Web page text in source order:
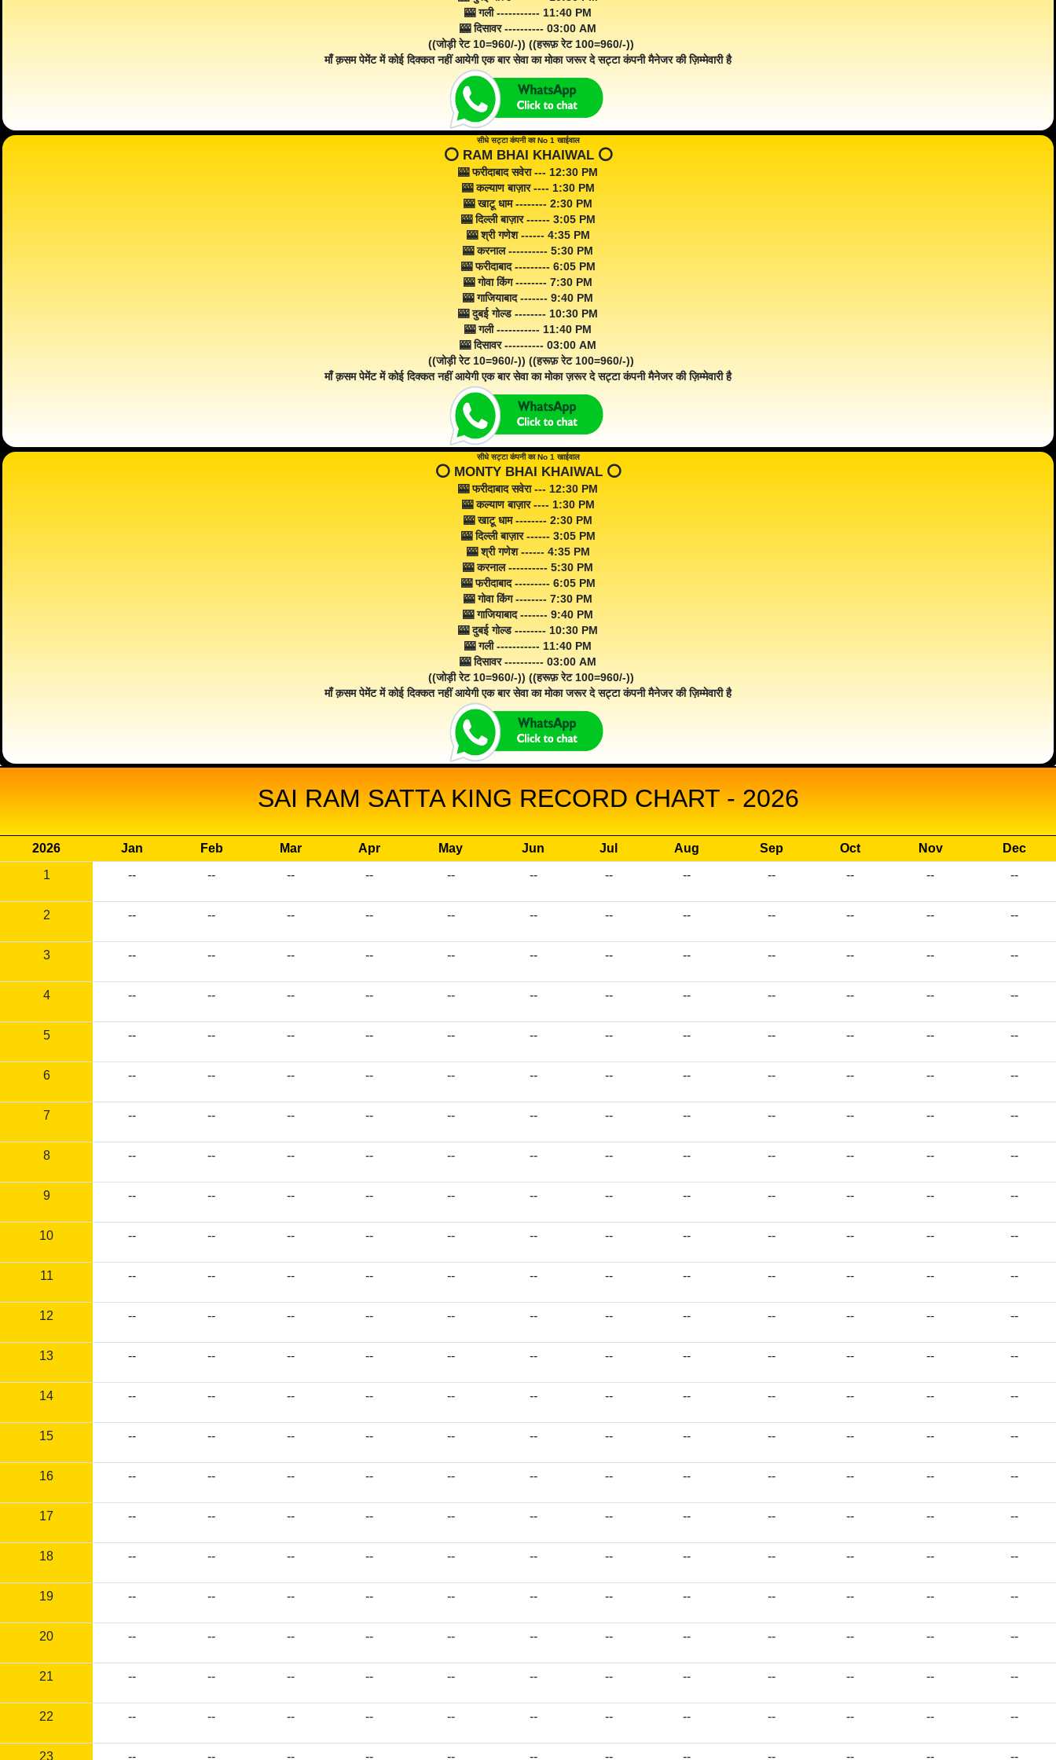
🎰 गली ----------- 11:40 PM
🎰 दिसावर ---------- 03:00 AM
((जोड़ी रेट 10=960/-)) ((हरूफ़ रेट 100=960/-))
माँ क़सम पेमेंट में कोई दिक्कत नहीं आयेगी एक बार सेवा का मोका जरूर दे सट्टा कंपनी मैनेजर की ज़िम्मेवारी है
सीधे सट्टा कंपनी का No 1 खाईवाल
⭕️ RAM BHAI KHAIWAL ⭕️
🎰 फरीदाबाद सवेरा --- 12:30 PM
🎰 कल्याण बाज़ार ---- 1:30 PM
🎰 खाटू धाम -------- 2:30 PM
🎰 दिल्ली बाज़ार ------ 3:05 PM
🎰 श्री गणेश ------ 4:35 PM
🎰 करनाल ---------- 5:30 PM
🎰 फरीदाबाद --------- 6:05 PM
🎰 गोवा किंग -------- 7:30 PM
🎰 गाजियाबाद ------- 9:40 PM
🎰 दुबई गोल्ड -------- 10:30 PM
🎰 गली ----------- 11:40 PM
🎰 दिसावर ---------- 03:00 AM
((जोड़ी रेट 10=960/-)) ((हरूफ़ रेट 100=960/-))
माँ क़सम पेमेंट में कोई दिक्कत नहीं आयेगी एक बार सेवा का मोका ज़रूर दे सट्टा कंपनी मैनेजर की ज़िम्मेवारी है
सीधे सट्टा कंपनी का No 1 खाईवाल
⭕️ MONTY BHAI KHAIWAL ⭕️
🎰 फरीदाबाद सवेरा --- 12:30 PM
🎰 कल्याण बाज़ार ---- 1:30 PM
🎰 खाटू धाम -------- 2:30 PM
🎰 दिल्ली बाज़ार ------ 3:05 PM
🎰 श्री गणेश ------ 4:35 PM
🎰 करनाल ---------- 5:30 PM
🎰 फरीदाबाद --------- 6:05 PM
🎰 गोवा किंग -------- 7:30 PM
🎰 गाजियाबाद ------- 9:40 PM
🎰 दुबई गोल्ड -------- 10:30 PM
🎰 गली ----------- 11:40 PM
🎰 दिसावर ---------- 03:00 AM
((जोड़ी रेट 10=960/-)) ((हरूफ़ रेट 100=960/-))
माँ क़सम पेमेंट में कोई दिक्कत नहीं आयेगी एक बार सेवा का मोका जरूर दे सट्टा कंपनी मैनेजर की ज़िम्मेवारी है
SAI RAM SATTA KING RECORD CHART - 2026
2026 Jan Feb Mar Apr May Jun Jul Aug Sep Oct Nov
Dec
1
-- -- -- -- -- -- -- -- -- -- -- --
2 -- -- -- -- -- -- -- -- -- -- -- --
3 -- -- -- -- -- -- -- -- -- -- -- --
4 -- -- -- -- -- -- -- -- -- -- -- --
5 -- -- -- -- -- -- -- -- -- -- -- --
6 -- -- -- -- -- -- -- -- -- -- -- --
7 -- -- -- -- -- -- -- -- -- -- -- --
8 -- -- -- -- -- -- -- -- -- -- -- --
9 -- -- -- -- -- -- -- -- -- -- -- --
10 -- -- -- -- -- -- -- -- -- -- -- --
11 -- -- -- -- -- -- -- -- -- -- -- --
12 -- -- -- -- -- -- -- -- -- -- -- --
13 -- -- -- -- -- -- -- -- -- -- -- --
14 -- -- -- -- -- -- -- -- -- -- -- --
15 -- -- -- -- -- -- -- -- -- -- -- --
16 -- -- -- -- -- -- -- -- -- -- -- --
17 -- -- -- -- -- -- -- -- -- -- -- --
18 -- -- -- -- -- -- -- -- -- -- -- --
19 -- -- -- -- -- -- -- -- -- -- -- --
20 -- -- -- -- -- -- -- -- -- -- -- --
21 -- -- -- -- -- -- -- -- -- -- -- --
22 -- -- -- -- -- -- -- -- -- -- -- --
23 -- -- -- -- -- -- -- -- -- -- -- --